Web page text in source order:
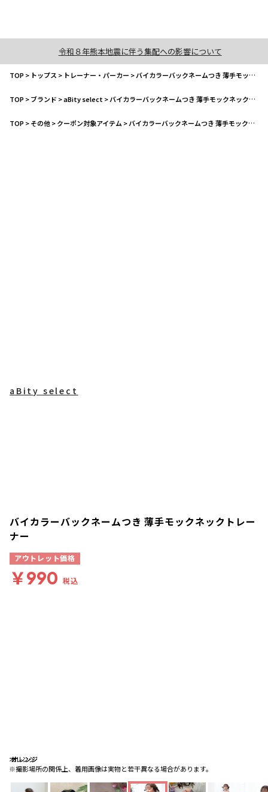
令和８年熊本地震に伴う集配への影響について
TOP> トップス > トレーナー・パーカー >バイカラーバックネームつき 薄手モックネックトレーナー
TOP>ブランド >aBity select >バイカラーバックネームつき 薄手モックネックトレーナー
TOP>その他>クーポン対象アイテム >バイカラーバックネームつき 薄手モックネックトレーナー
オレンジ
※撮影場所の関係上、着用画像は実物と若干異なる場合があります。
オレンジ
オレンジ
aBity select
バイカラーバックネームつき 薄手モックネックトレー
ナー
アウトレット価格
￥990 税込